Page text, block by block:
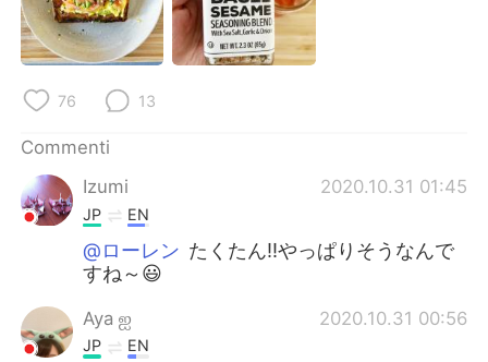
76 13
Commenti
Izumi
2020.10.31 01:45
JP EN
@ローレン たくたん‼️やっぱりそうなんで
すね～😃
Aya ஐ 2020.10.31 00:56
JP EN